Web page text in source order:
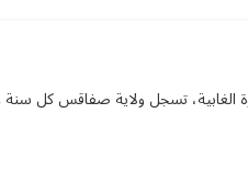
تسجل ولاية صفاقس كل سنة